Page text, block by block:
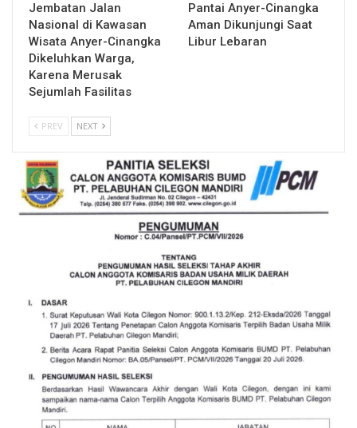
Jembatan Jalan
Nasional di Kawasan
Wisata Anyer-Cinangka
Dikeluhkan Warga,
Karena Merusak
Sejumlah Fasilitas
Pantai Anyer-Cinangka
Aman Dikunjungi Saat
Libur Lebaran
PREV NEXT